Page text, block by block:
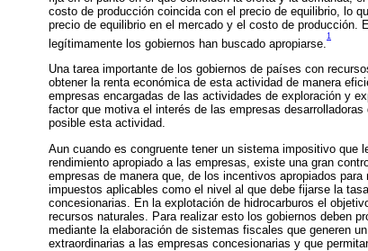
costo de producción coincida con el precio de equilibrio, lo
precio de equilibrio en el mercado y el costo de producción.
legítimamente los gobiernos han buscado apropiarse.
1
Una tarea importante de los gobiernos de países con
obtener la renta económica de esta actividad de manera
empresas encargadas de las actividades de exploración y
factor que motiva el interés de las empresas
posible esta actividad.
Aun cuando es congruente tener un sistema impositivo que
rendimiento apropiado a las empresas, existe una gran
empresas de manera que, de los incentivos apropiados
impuestos aplicables como el nivel al que debe fijarse la
concesionarias. En la explotación de hidrocarburos el
recursos naturales. Para realizar esto los gobiernos deben
mediante la elaboración de sistemas fiscales que generen
extraordinarias a las empresas concesionarias y que